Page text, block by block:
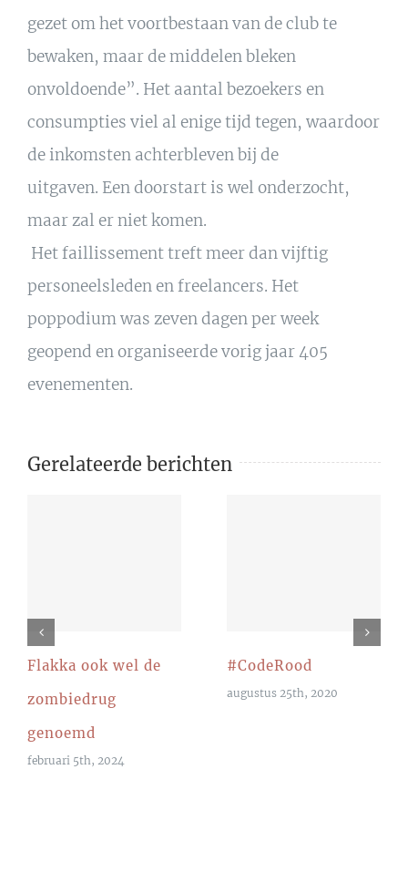
gezet om het voortbestaan van de club te
bewaken, maar de middelen bleken
onvoldoende”. Het aantal bezoekers en
consumpties viel al enige tijd tegen, waardoor
de inkomsten achterbleven bij de
uitgaven. Een doorstart is wel onderzocht,
maar zal er niet komen.
Het faillissement treft meer dan vijftig
personeelsleden en freelancers. Het
poppodium was zeven dagen per week
geopend en organiseerde vorig jaar 405
evenementen.
Gerelateerde berichten
Flakka ook wel de
zombiedrug
genoemd
februari 5th, 2024
#CodeRood
augustus 25th, 2020